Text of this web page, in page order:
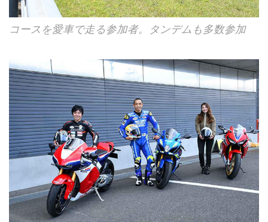
コースを愛車で走る参加者。タンデムも多数参加